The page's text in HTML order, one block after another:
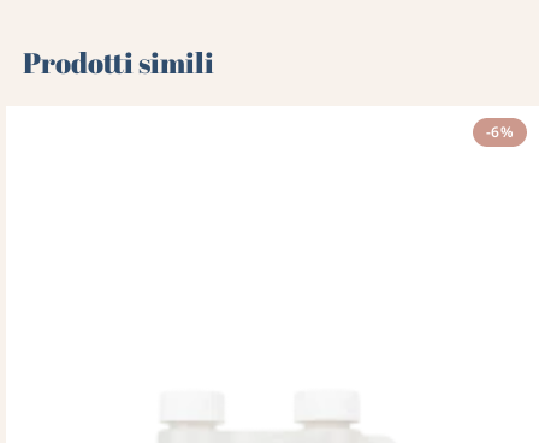
Prodotti simili
-6%